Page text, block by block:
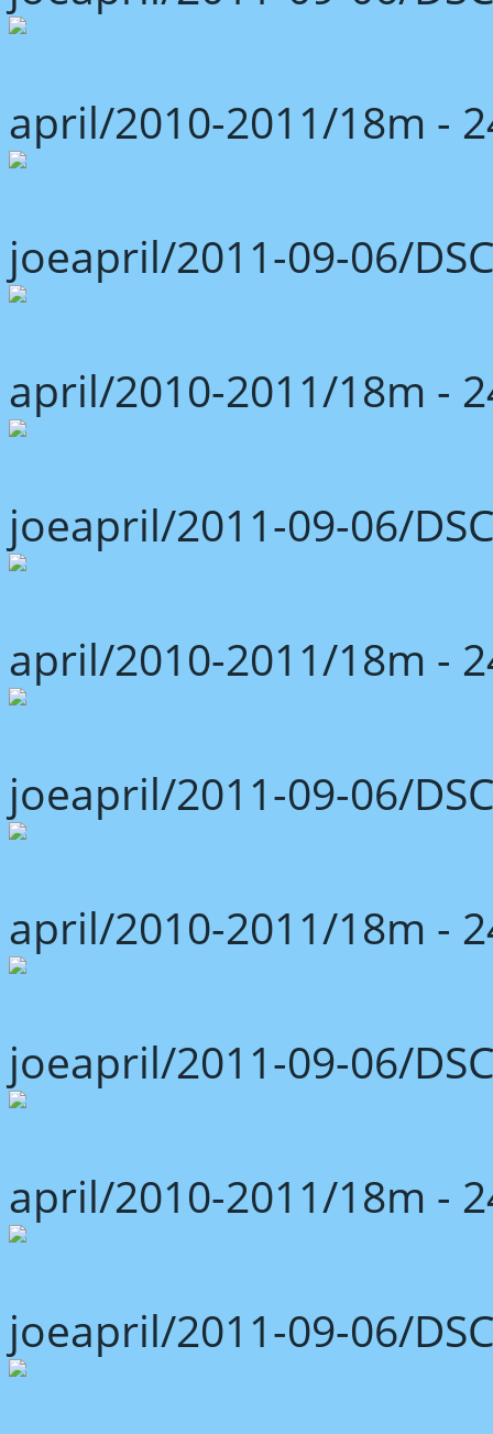
april/2010-2011/18m -
joeapril/2011-09-06/
april/2010-2011/18m -
joeapril/2011-09-06/
april/2010-2011/18m -
joeapril/2011-09-06/
april/2010-2011/18m -
joeapril/2011-09-06/
april/2010-2011/18m -
joeapril/2011-09-06/